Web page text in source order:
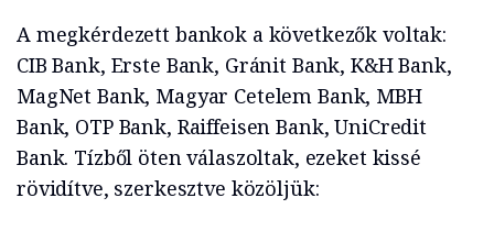
A megkérdezett bankok a következők voltak:
CIB Bank, Erste Bank, Gránit Bank, K&H Bank,
MagNet Bank, Magyar Cetelem Bank, MBH
Bank, OTP Bank, Raiffeisen Bank, UniCredit
Bank. Tízből öten válaszoltak, ezeket kissé
rövidítve, szerkesztve közöljük: